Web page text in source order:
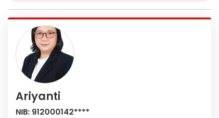
Ariyanti
NIB: 912000142****